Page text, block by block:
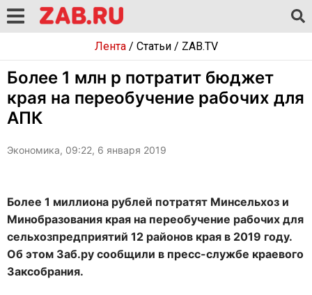
Лента/ Статьи/ ZAB.TV
Более 1 млн р потратит бюджет
края на переобучение рабочих для
АПК
Экономика, 09:22, 6 января 2019
Более 1 миллиона рублей потратят Минсельхоз и
Минобразования края на переобучение рабочих для
сельхозпредприятий 12 районов края в 2019 году.
Об этом Заб.ру сообщили в пресс-службе краевого
Заксобрания.